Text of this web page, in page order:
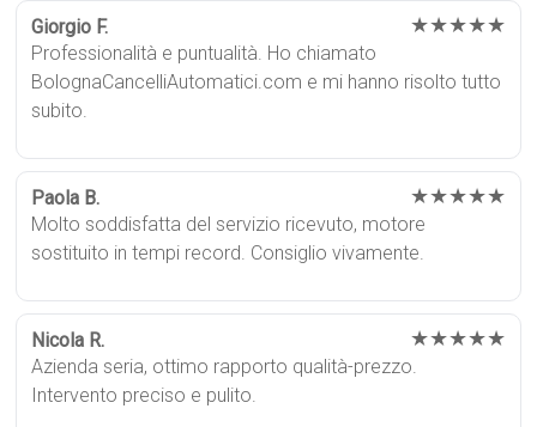
Giorgio F. ★★★★★
Professionalità e puntualità. Ho chiamato
BolognaCancelliAutomatici.com e mi hanno risolto tutto
subito.
Paola B. ★★★★★
Molto soddisfatta del servizio ricevuto, motore
sostituito in tempi record. Consiglio vivamente.
Nicola R. ★★★★★
Azienda seria, ottimo rapporto qualità-prezzo.
Intervento preciso e pulito.